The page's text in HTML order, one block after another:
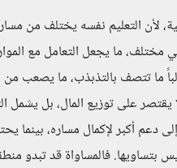
لأن التعليم نفسه يختلف من
مختلف، ما يجعل التعامل مع
ما تتصف بالتذبذب، ما يصعب
على توزيع المال، بل يشمل
دعم أكبر لإكمال مساره، بينما
فالمساواة قد تبدو